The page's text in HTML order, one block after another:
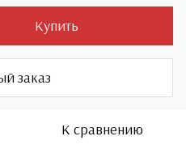
Купить
заказ
К сравнению